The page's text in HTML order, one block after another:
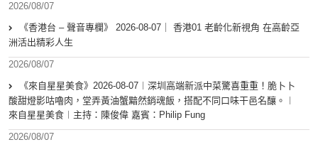
2026/08/07
《香港台 – 聲音專欄》 2026-08-07｜ 香港01 老齡化新視角 在高齡亞
洲活出精彩人生
2026/08/07
《來自星星美食》2026-08-07︱深圳高端新派中菜驚喜重重！脆卜卜
酸甜燈影咕嚕肉，堂弄黃油蟹黯然銷魂飯，搭配不同口味干邑名釀。︱
來自星星美食︱主持：陳俊偉 嘉賓：Philip Fung
2026/08/07